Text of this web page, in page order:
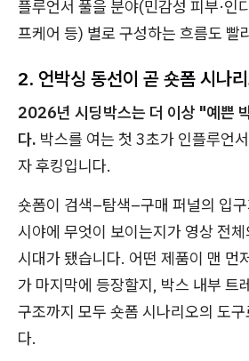
플루언서 풀을 분야(민감성 피부·인
프케어 등) 별로 구성하는 흐름도 빨
2. 언박싱 동선이 곧 숏폼 시나
2026년 시딩박스는 더 이상 "예쁜
다. 박스를 여는 첫 3초가 인플루언
자 후킹입니다.
숏폼이 검색–탐색–구매 퍼널의 입
시야에 무엇이 보이는지가 영상 전
시대가 됐습니다. 어떤 제품이 맨 먼
가 마지막에 등장할지, 박스 내부 트
구조까지 모두 숏폼 시나리오의 도
다.